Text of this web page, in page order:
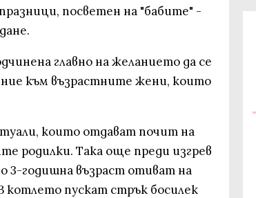
посветен на "бабите" -
главно на желанието да се
към възрастните жени, които
които отдават почит на
родилки. Така още преди изгрев
3-годишна възраст отиват на
котлето пускат стрък босилек